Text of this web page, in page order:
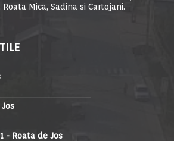
Mica, Sadina si Cartojani.
- Roata de Jos